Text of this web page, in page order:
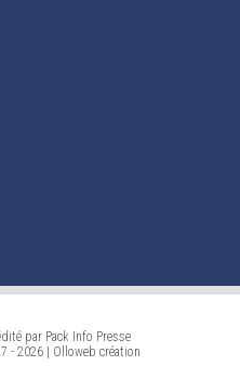
par Pack Info Presse
- 2026 |
Olloweb création